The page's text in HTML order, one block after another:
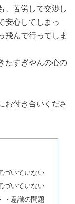
、苦労して交渉し
安心してしまっ
飛んで行ってしま
たすぎやんの心の
お付き合いくださ
づいていない
づいていない
・意識の問題